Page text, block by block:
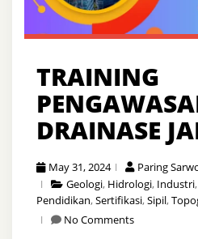
TRAINING
DRAINASE
May 31, 2024
Paring
Geologi, Hidrologi, Industri,
Pendidikan,Sertifikasi,Sipil,
No Comments